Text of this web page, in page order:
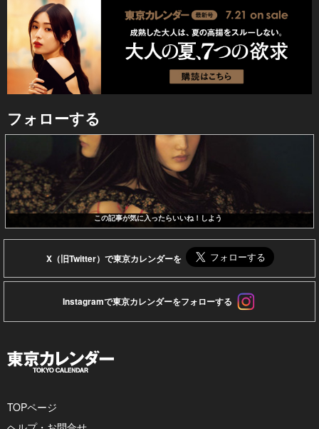
フォローする
この記事が気に入ったらいいね！しよう
X（旧Twitter）で東京カレンダーを
Instagramで東京カレンダーをフォローする
TOPページ